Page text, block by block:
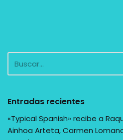
Entradas recientes
«Typical Spanish» recibe a
Ainhoa Arteta, Carmen